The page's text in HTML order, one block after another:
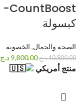
كبسولة
الصحة والجمال, الخصوبة
10,800.00د.ج 9,800.00 د.ج
منتج أمريكي